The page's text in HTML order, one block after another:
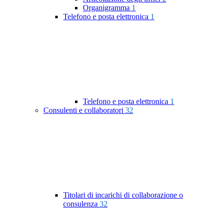
Organigramma 1
Telefono e posta elettronica 1
Telefono e posta elettronica 1
Consulenti e collaboratori 32
Titolari di incarichi di collaborazione o
consulenza 32